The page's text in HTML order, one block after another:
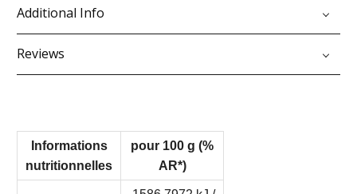
Additional Info
Reviews
Informations
nutritionnelles
pour 100 g (%
AR*)